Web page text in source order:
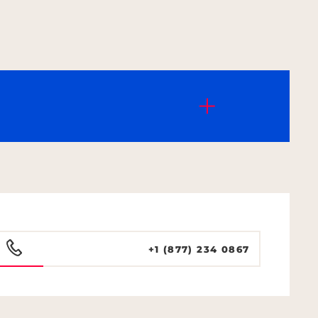
+1 (877) 234 0867